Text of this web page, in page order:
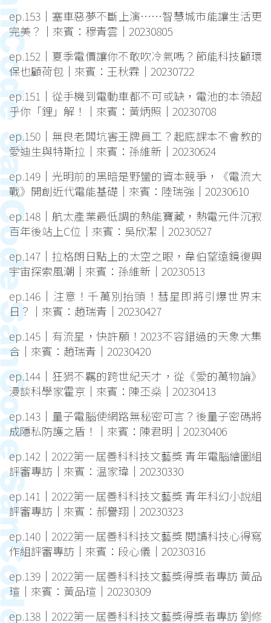
ep.153｜塞車惡夢不斷上演⋯⋯智慧城市能讓生活更
完美？｜來賓：穆青雲｜20230805
ep.152｜夏季電價讓你不敢吹冷氣嗎？節能科技顧環
保也顧荷包｜來賓：王秋霖｜20230722
ep.151｜從手機到電動車都不可或缺，電池的本領超
乎你「鋰」解！｜來賓：黃炳照｜20230708
ep.150｜無良老闆坑害王牌員工？起底課本不會教的
愛迪生與特斯拉｜來賓：孫維新｜20230624
ep.149｜光明前的黑暗是野蠻的資本競爭，《電流大
戰》開創近代電能基礎｜來賓：陸瑞強｜20230610
ep.148｜航太產業最低調的熱能寶藏，熱電元件沉寂
百年後站上C位｜來賓：吳欣潔｜20230527
ep.147｜拉格朗日點上的太空之眼，韋伯望遠鏡復興
宇宙探索風潮｜來賓：孫維新｜20230513
ep.146｜注意！千萬別抬頭！彗星即將引爆世界末
日？｜來賓：趙瑞青｜20230427
ep.145｜有流星，快許願！2023不容錯過的天象大集
合｜來賓：趙瑞青｜20230420
ep.144｜狂狷不羈的跨世紀天才，從《愛的萬物論》
漫談科學家霍京｜來賓：陳丕燊｜20230413
ep.143｜量子電腦使網路無秘密可言？後量子密碼將
成隱私防護之盾！｜來賓：陳君明｜20230406
ep.142｜2022第一屆善科科技文藝獎 青年電腦繪圖組
評審專訪｜來賓：温家瑋｜20230330
ep.141｜2022第一屆善科科技文藝獎 青年科幻小說組
評審專訪｜來賓：郝譽翔｜20230323
ep.140｜2022第一屆善科科技文藝獎 閱讀科技心得寫
作組評審專訪｜來賓：段心儀｜20230316
ep.139｜2022第一屆善科科技文藝獎得獎者專訪 黃品
瑄｜來賓：黃品瑄｜20230309
ep.138｜2022第一屆善科科技文藝獎得獎者專訪 劉修